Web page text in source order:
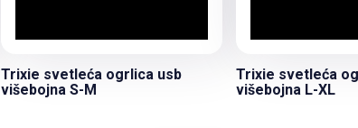
Trixie svetleća ogrlica usb
višebojna S-M
Trixie svetleća
višebojna L-XL